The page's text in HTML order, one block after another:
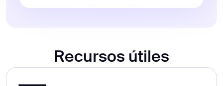
Recursos útiles